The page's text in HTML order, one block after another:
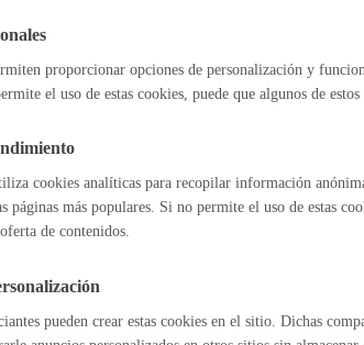
de intervención: Guardia Municipal y
* Online con certificado electrónico
índice Volver atrás
proporcionar opciones de personalización y
el uso de estas cookies, puede que algunos de
cookies analíticas para recopilar información
páginas más populares. Si no permite el uso de estas
de contenidos.
pueden crear estas cookies en el sitio. Dichas